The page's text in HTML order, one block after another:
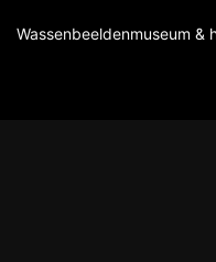
Wassenbeeldenmuseum